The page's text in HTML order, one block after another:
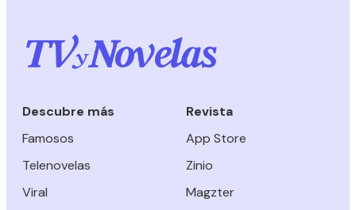
Descubre más
Famosos
Telenovelas
Viral
Revista
App Store
Zinio
Magzter